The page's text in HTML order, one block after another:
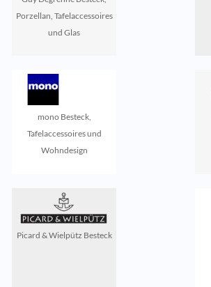
Porzellan, Tafelaccessoires
und Glas
mono Besteck,
Tafelaccessoires und
Wohndesign
Picard & Wielpütz Besteck